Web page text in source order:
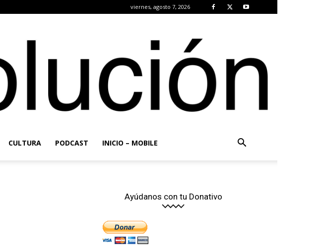
viernes, agosto 7, 2026
CULTURA PODCAST INICIO – MOBILE
Ayúdanos con tu Donativo